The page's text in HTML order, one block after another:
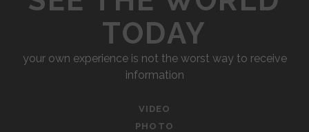
TODAY
your own experience is not the worst way to receive
information
VIDEO
PHOTO